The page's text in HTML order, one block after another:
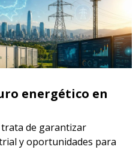
energético en
de garantizar
y oportunidades para